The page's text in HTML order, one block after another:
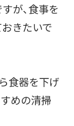
が、食事を
きたいで
食器を下げ
めの清掃